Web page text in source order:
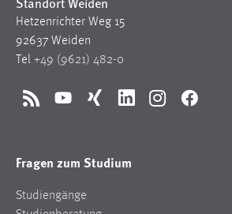
Hetzenrichter Weg 15
92637 Weiden
Tel +49 (9621) 482-0
RSS YouTubeXing LinkedInInstagramFacebook
Fragen zum Studium
Studiengänge
Performance
Name:
staticfilecache
gespeichert, ob man eingeloggt ist.